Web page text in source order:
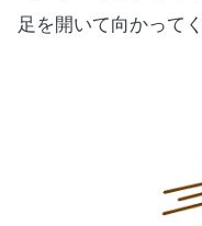
足を開いて向かって